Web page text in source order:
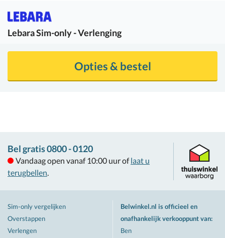
LebaraSim-only - Verlenging
Opties & bestel
Bel gratis 0800 - 0120
Vandaag open vanaf 10:00 uur of laat u
terugbellen.
Sim-only vergelijken
Overstappen
Verlengen
Belwinkel.nl is officieel en
onafhankelijk verkooppunt van:
Ben